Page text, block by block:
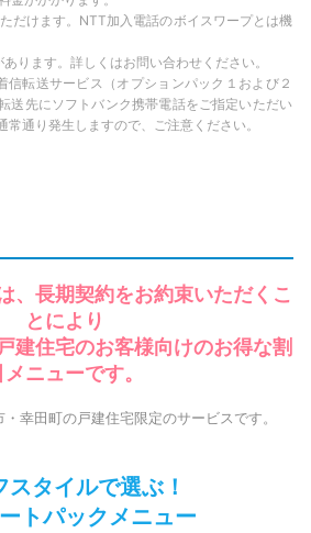
だけます。NTT加入電話のボイスワープとは機
ります。詳しくはお問い合わせください。
転送サービス（オプションパック１および２
送先にソフトバンク携帯電話をご指定いただい
通り発生しますので、ご注意ください。
、長期契約をお約束いただくこ
とにより
建住宅のお客様向けのお得な割
メニューです。
幸田町の戸建住宅限定のサービスです。
スタイルで選ぶ！
トパックメニュー